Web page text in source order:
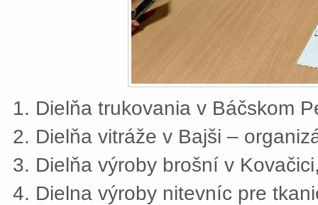
Dielňa trukovania v Báčskom
Dielňa vitráže v Bajši –
Dielňa výroby brošní v
Dielna výroby nitevníc pre